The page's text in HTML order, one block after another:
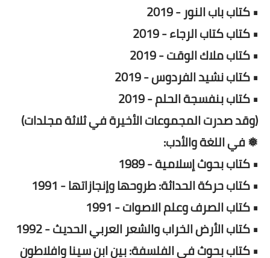
• كتاب باب النور - 2019
• كتاب كتاب الرجاء - 2019
• كتاب ملاك الوقت - 2019
• كتاب نشيد الفردوس - 2019
• كتاب بنفسجة الحلم - 2019
(وقد صدرت المجموعات الأخيرة في ثلاثة مجلدات)
❅ في اللغة والأدب:
• كتاب بحوث إسلامية - 1989
• كتاب حركة الحداثة: طروحها وإنجازاتها - 1991
• كتاب الصرف وعلم الاصوات - 1991
• كتاب الأرض الخراب والشعر العربي الحديث - 1992
• كتاب بحوث في الفلسفة: بين ابن سينا وافلاطون